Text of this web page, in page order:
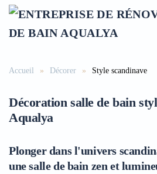
Accéder au contenu principal
Accueil Décorer Style scandinave
Décoration salle de bain
Aqualya
Plonger dans l'univers
une salle de bain zen et